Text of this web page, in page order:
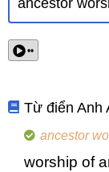
••
Từ điển Anh
ancestor
worship of